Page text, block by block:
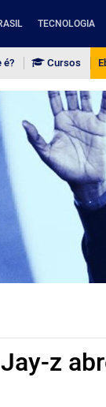
TECNOLOGIA
é? Cursos
z